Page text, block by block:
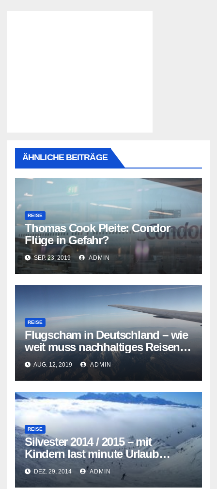
ÄHNLICHE BEITRÄGE
REISE
Thomas Cook Pleite: Condor
Flüge in Gefahr?
SEP. 23, 2019 ADMIN
REISE
Flugscham in Deutschland – wie
weit muss nachhaltiges Reisen
gehen?
AUG. 12, 2019 ADMIN
REISE
Silvester 2014 / 2015 – mit
Kindern last minute Urlaub
machen
DEZ. 29, 2014 ADMIN